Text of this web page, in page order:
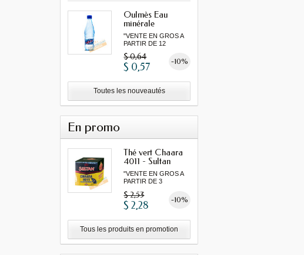
Oulmès Eau
minérale
gazeuse...
"VENTE EN GROS A
PARTIR DE 12
$ 0,64 -10%
$ 0,57
Toutes les nouveautés
En promo
Thé vert Chaara
4011 - Sultan
"VENTE EN GROS A
PARTIR DE 3
$ 2,53 -10%
$ 2,28
Tous les produits en promotion